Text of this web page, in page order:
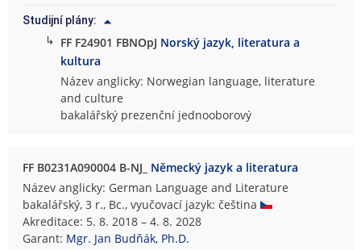
Studijní plány:
↳ FF F24901 FBNOpJ Norský jazyk, literatura a
kultura
Název anglicky: Norwegian language, literature
and culture
bakalářský prezenční jednooborový
FF B0231A090004 B-NJ_ Německý jazyk a literatura
Název anglicky: German Language and Literature
bakalářský, 3 r., Bc., vyučovací jazyk: čeština
Akreditace: 5. 8. 2018 – 4. 8. 2028
Garant: Mgr. Jan Budňák, Ph.D.